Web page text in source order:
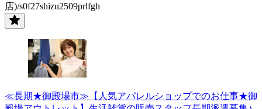
店)/s0f27shizu2509prlfgh
≪長期★御殿場市≫【人気アパレルショップでのお仕事★御